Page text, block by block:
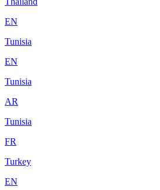
EN
Tunisia
EN
Tunisia
AR
Tunisia
FR
Turkey
EN